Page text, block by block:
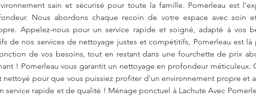
sain et sécurisé pour toute la famille. Pomerleau est
Nous abordons chaque recoin de votre espace avec soin
Appelez-nous pour un service rapide et soigné, adapté à vos
de nos services de nettoyage justes et compétitifs, Pomerleau est
de vos besoins, tout en restant dans une fourchette de prix
! Pomerleau vous garantit un nettoyage en profondeur méticuleux.
nettoyé pour que vous puissiez profiter d'un environnement propre et
service rapide et de qualité ! Ménage ponctuel à Lachute Avec